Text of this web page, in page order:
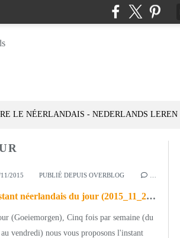
LE NÉERLANDAIS - NEDERLANDS LEREN
2015 PUBLIÉ DEPUIS OVERBLOG
L'instant néerlandais du jour (2015_11_23): de eerste sneeuw
(Goeiemorgen), Cinq fois par semaine (du
vendredi) nous vous proposons l'instant